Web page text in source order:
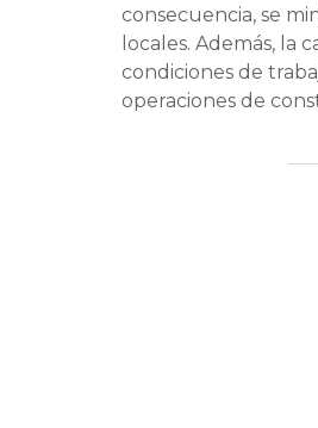
consecuencia, se
locales. Además,
condiciones de
operaciones de